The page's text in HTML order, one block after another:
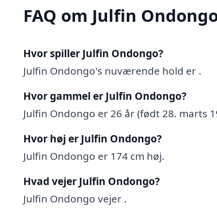
FAQ om Julfin
Hvor spiller Julfin Ondongo?
Julfin Ondongo's nuværende hold er .
Hvor gammel er Julfin Ondongo?
Julfin Ondongo er 26 år (født 28. marts
Hvor høj er Julfin Ondongo?
Julfin Ondongo er 174 cm høj.
Hvad vejer Julfin Ondongo?
Julfin Ondongo vejer .